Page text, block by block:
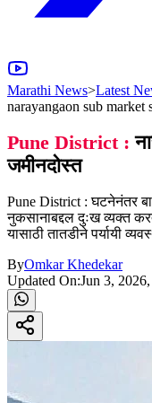
Marathi News>Latest
narayangaon sub market
Pune District :
जमीनदोस्त
Pune District : घटनेनंतर
नुकसानाबद्दल दुःख व्यक्त
यासाठी तातडीने पर्यायी
ByOmkar Khedekar
Updated On:Jun 3,